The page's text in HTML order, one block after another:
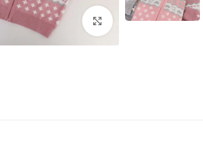
بزرگنمایی تصویر